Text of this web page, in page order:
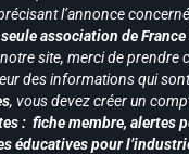
l’annonce
association de
site, merci de prendre
des informations qui
, vous devez créer un
: fiche membre,
éducatives pour